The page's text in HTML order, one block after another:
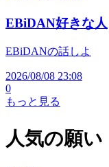
EBiDAN好きな人
EBiDANの話しよ
2026/08/08 23:08
0
もっと見る
人気の願い